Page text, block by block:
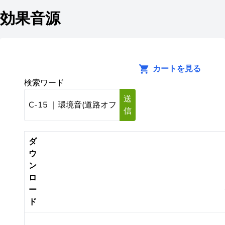
効果音源
カートを見る
検索ワード
送
信
ダ
ウ
ン
ロ
ー
ド